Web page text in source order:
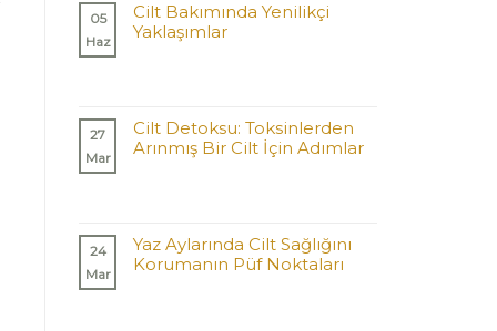
05
Haz
Cilt Bakımında Yenilikçi
Yaklaşımlar
27
Mar
Cilt Detoksu: Toksinlerden
Arınmış Bir Cilt İçin Adımlar
24
Mar
Yaz Aylarında Cilt Sağlığını
Korumanın Püf Noktaları